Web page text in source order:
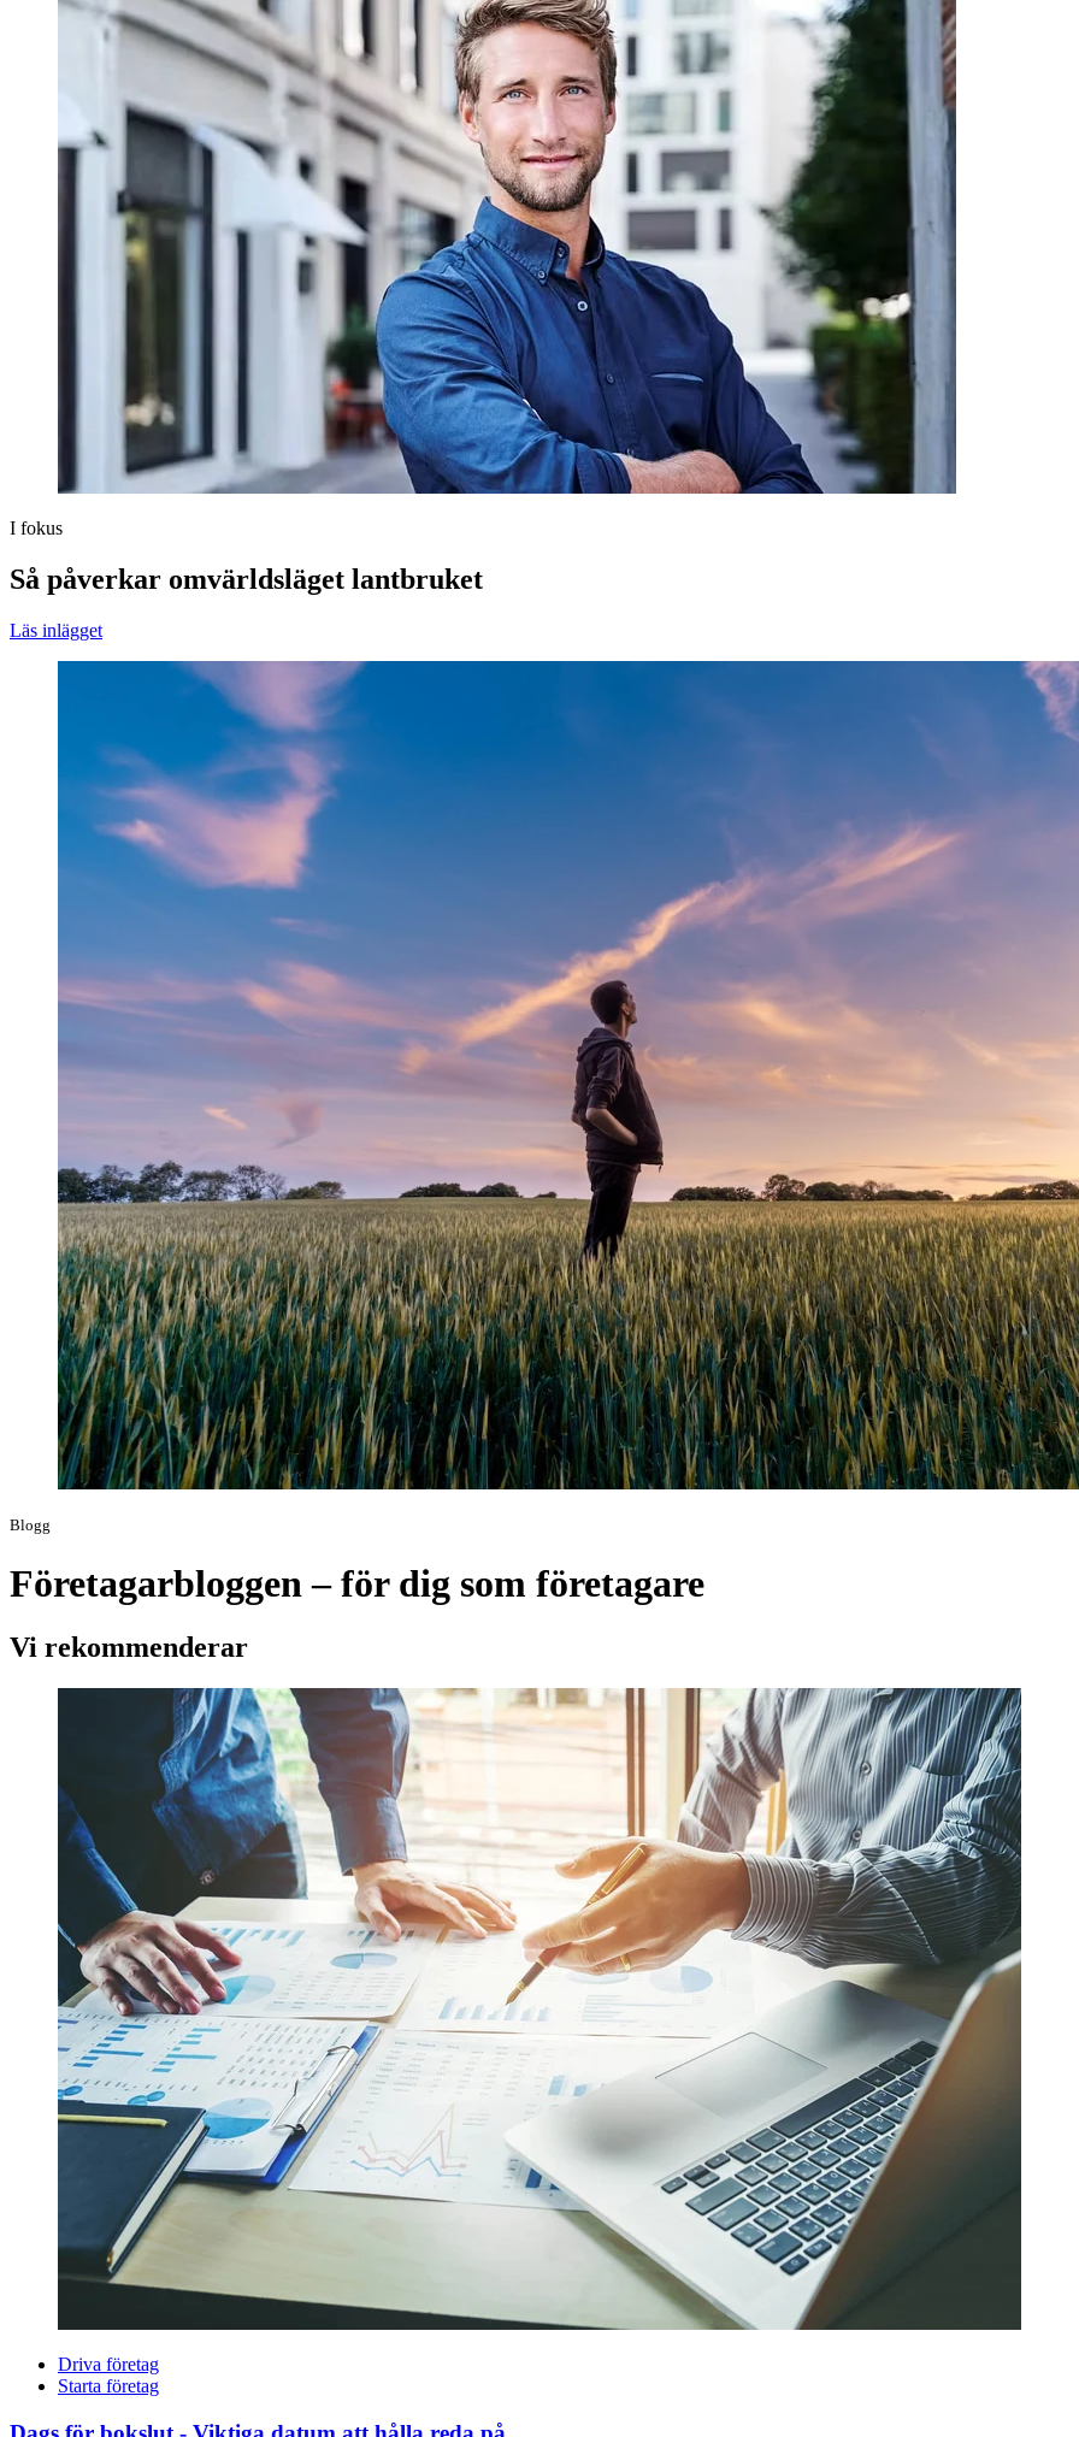
I fokus
Så påverkar omvärldsläget lantbruket
Läs inlägget
Blogg
Företagarbloggen – för dig som företagare
Vi rekommenderar
Driva företag
Starta företag